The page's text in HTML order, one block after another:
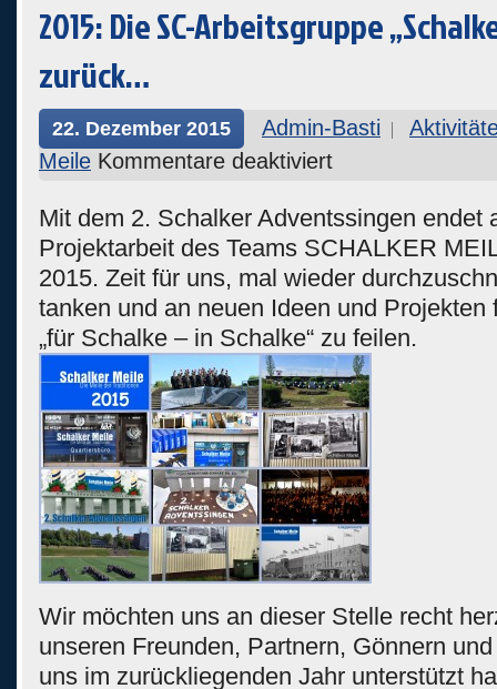
2015: Die SC-Arbeitsgruppe
zurück…
22. Dezember 2015 Admin-Basti
Meile Kommentare deaktiviert
Mit dem 2. Schalker Adventssingen endet
Projektarbeit des Teams SCHALKER
2015. Zeit für uns, mal wieder
tanken und an neuen Ideen und Projekten
„für Schalke – in Schalke“ zu feilen.
Wir möchten uns an dieser Stelle recht
unseren Freunden, Partnern, Gönnern
uns im zurückliegenden Jahr unterstützt